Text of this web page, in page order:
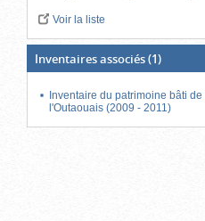
Voir la liste
Inventaires associés(1)
Inventaire du patrimoine bâti
l'Outaouais (2009 - 2011)